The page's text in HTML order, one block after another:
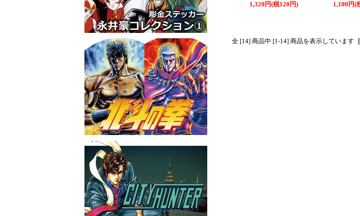
1,320円(税120円) 1,100円(
全 [14] 商品中 [1-14] 商品を表示しています